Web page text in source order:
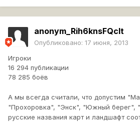
anonym_Rih6knsFQcIt
Опубликовано: 17 июня, 2013
Игроки
16 294 публикации
78 285 боёв
А мы всегда считали, что допустим
"Прохоровка", "Энск", "Южный берег",
русские названия карт и ландшафт